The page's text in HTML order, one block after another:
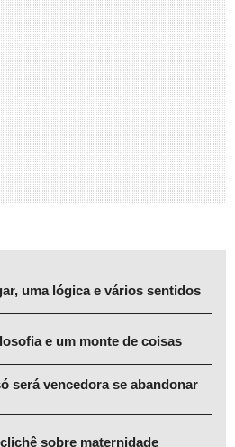
uma lógica e vários sentidos
e um monte de coisas
será vencedora se abandonar
sobre maternidade